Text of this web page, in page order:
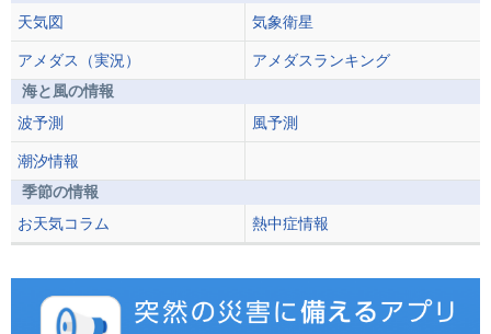
天気図
気象衛星
アメダス（実況）
アメダスランキング
海と風の情報
波予測
風予測
潮汐情報
季節の情報
お天気コラム
熱中症情報